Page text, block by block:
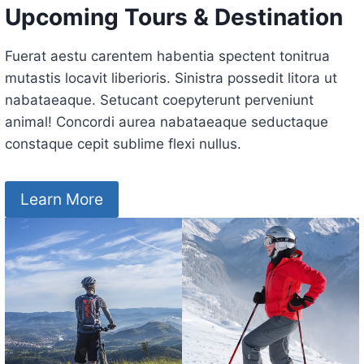
Upcoming Tours & Destination
Fuerat aestu carentem habentia spectent tonitrua
mutastis locavit liberioris. Sinistra possedit litora ut
nabataeaque. Setucant coepyterunt perveniunt
animal! Concordi aurea nabataeaque seductaque
constaque cepit sublime flexi nullus.
Learn More